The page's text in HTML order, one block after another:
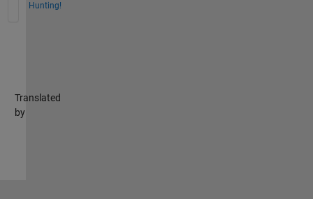
Hunting!
Translated
by